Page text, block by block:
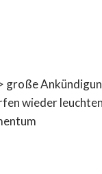
große
wieder